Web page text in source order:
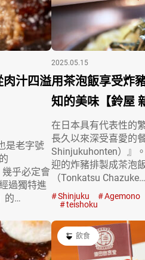
汁四溢
是老字號
幾乎必定會
過獨特進
的…
2025.05.15
用茶泡飯享受炸
知的美味【鈴屋
在日本具有代表性的
長久以來深受喜愛的
Shinjukuhonten）』
迎的炸豬排製成茶泡
（Tonkatsu Chazuke…
Shinjuku Agemono
teishoku
飲食